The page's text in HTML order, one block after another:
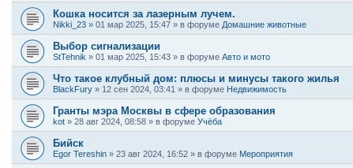
Кошка носится за лазерным лучем.
Nikki_23 » 01 мар 2025, 15:47 » в форуме Домашние животные
Выбор сигнализации
StTehnik » 01 мар 2025, 15:43 » в форуме Авто и мото
Что такое клубный дом: плюсы и минусы такого жилья
BlackFury » 12 сен 2024, 03:41 » в форуме Недвижимость
Гранты мэра Москвы в сфере образования
kot » 28 авг 2024, 08:58 » в форуме Учёба
Бийск
Egor Tereshin » 23 авг 2024, 16:52 » в форуме Мероприятия